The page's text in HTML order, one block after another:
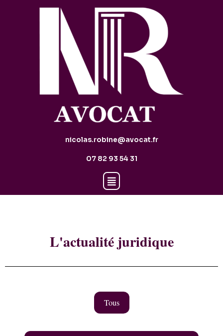
nicolas.robine@avocat.fr
07 82 93 54 31
L'actualité juridique
Tous